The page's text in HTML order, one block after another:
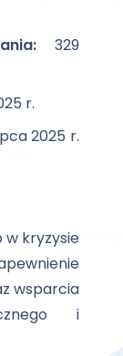
329
r.
2025 r.
w kryzysie
wsparcia
i